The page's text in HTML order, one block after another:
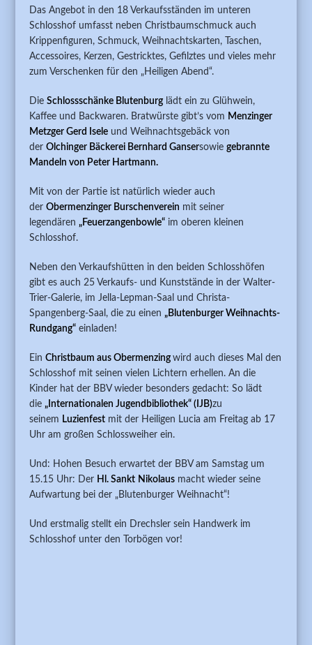
Das Angebot in den 18 Verkaufsständen im unteren
Schlosshof umfasst neben Christbaumschmuck auch
Krippenfiguren, Schmuck, Weihnachtskarten, Taschen,
Accessoires, Kerzen, Gestricktes, Gefilztes und vieles mehr
zum Verschenken für den „Heiligen Abend“.
DieSchlossschänke Blutenburg lädt ein zu Glühwein,
Kaffee und Backwaren. Bratwürste gibt’s vom Menzinger
Metzger Gerd Isele und Weihnachtsgebäck von
derOlchinger Bäckerei Bernhard Gansersowiegebrannte
Mandeln von Peter Hartmann.
Mit von der Partie ist natürlich wieder auch
derObermenzinger Burschenverein mit seiner
legendären„Feuerzangenbowle“ im oberen kleinen
Schlosshof.
Neben den Verkaufshütten in den beiden Schlosshöfen
gibt es auch 25 Verkaufs- und Kunststände in der Walter-
Trier-Galerie, im Jella-Lepman-Saal und Christa-
Spangenberg-Saal, die zu einen„Blutenburger Weihnachts-
Rundgang“ einladen!
EinChristbaum aus Obermenzingwird auch dieses Mal den
Schlosshof mit seinen vielen Lichtern erhellen. An die
Kinder hat der BBV wieder besonders gedacht: So lädt
die„Internationalen Jugendbibliothek“ (IJB)zu
seinem Luzienfest mit der Heiligen Lucia am Freitag ab 17
Uhr am großen Schlossweiher ein.
Und: Hohen Besuch erwartet der BBV am Samstag um
15.15 Uhr: Der Hl. Sankt Nikolaus macht wieder seine
Aufwartung bei der „Blutenburger Weihnacht“!
Und erstmalig stellt ein Drechsler sein Handwerk im
Schlosshof unter den Torbögen vor!